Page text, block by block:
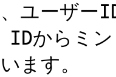
ユーザー
からミン
ます。